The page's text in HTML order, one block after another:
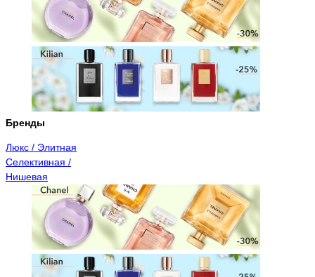
Бренды
Люкс / Элитная
Селективная /
Нишевая